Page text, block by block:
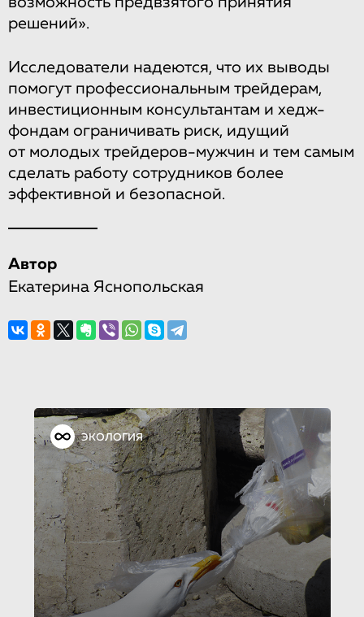
решений».
Исследователи надеются, что их выводы
помогут профессиональным трейдерам,
инвестиционным консультантам и хедж-
фондам ограничивать риск, идущий
от молодых трейдеров-мужчин и тем самым
сделать работу сотрудников более
эффективной и безопасной.
Автор
Екатерина Яснопольская
ЭКОЛОГИЯ